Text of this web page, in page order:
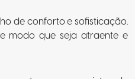
de conforto e sofisticação.
modo que seja atraente e